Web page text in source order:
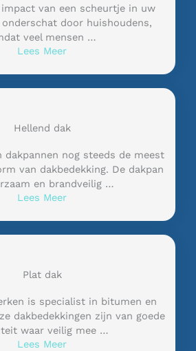
van een scheurtje in uw
onderschat door huishoudens,
veel mensen …
Lees Meer
Hellend dak
dakpannen nog steeds de meest
van dakbedekking. De dakpan
en brandveilig …
Lees Meer
Plat dak
is specialist in bitumen en
dakbedekkingen zijn van goede
waar veilig mee …
Lees Meer